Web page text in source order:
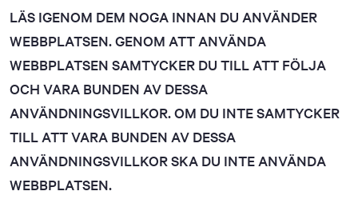
LÄS IGENOM DEM NOGA INNAN DU ANVÄNDER
WEBBPLATSEN. GENOM ATT ANVÄNDA
WEBBPLATSEN SAMTYCKER DU TILL ATT FÖLJA
OCH VARA BUNDEN AV DESSA
ANVÄNDNINGSVILLKOR. OM DU INTE SAMTYCKER
TILL ATT VARA BUNDEN AV DESSA
ANVÄNDNINGSVILLKOR SKA DU INTE ANVÄNDA
WEBBPLATSEN.